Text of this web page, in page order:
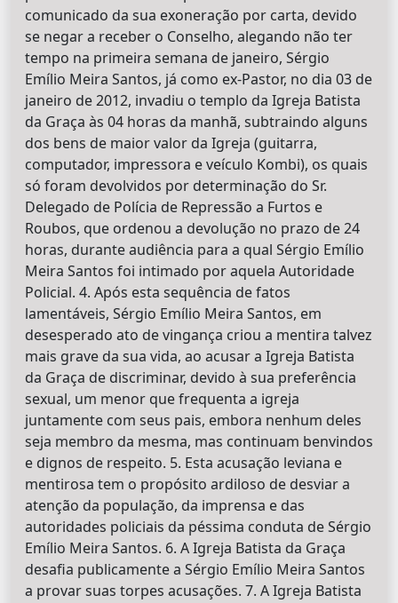
comunicado da sua exoneração por carta, devido
se negar a receber o Conselho, alegando não ter
tempo na primeira semana de janeiro, Sérgio
Emílio Meira Santos, já como ex-Pastor, no dia 03 de
janeiro de 2012, invadiu o templo da Igreja Batista
da Graça às 04 horas da manhã, subtraindo alguns
dos bens de maior valor da Igreja (guitarra,
computador, impressora e veículo Kombi), os quais
só foram devolvidos por determinação do Sr.
Delegado de Polícia de Repressão a Furtos e
Roubos, que ordenou a devolução no prazo de 24
horas, durante audiência para a qual Sérgio Emílio
Meira Santos foi intimado por aquela Autoridade
Policial. 4. Após esta sequência de fatos
lamentáveis, Sérgio Emílio Meira Santos, em
desesperado ato de vingança criou a mentira talvez
mais grave da sua vida, ao acusar a Igreja Batista
da Graça de discriminar, devido à sua preferência
sexual, um menor que frequenta a igreja
juntamente com seus pais, embora nenhum deles
seja membro da mesma, mas continuam benvindos
e dignos de respeito. 5. Esta acusação leviana e
mentirosa tem o propósito ardiloso de desviar a
atenção da população, da imprensa e das
autoridades policiais da péssima conduta de Sérgio
Emílio Meira Santos. 6. A Igreja Batista da Graça
desafia publicamente a Sérgio Emílio Meira Santos
a provar suas torpes acusações. 7. A Igreja Batista